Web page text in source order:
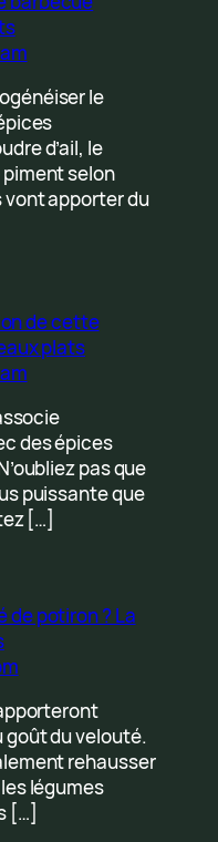
le
d’ail, le
selon
apporter du
de cette
plats
des épices
pas que
puissante que
[…]
de potiron ? La
goût du velouté.
rehausser
légumes
[…]